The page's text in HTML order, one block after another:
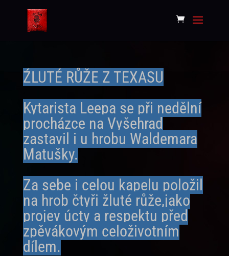
ŹLUTÉ RŮŽE Z TEXASU
Kytarista Leepa se při nedělní
procházce na Vyšehrad
zastavil i u hrobu Waldemara
Matušky.
Za sebe i celou kapelu položil
na hrob čtyři žluté růže,jako
projev úcty a respektu před
zpěvákovým celoživotním
dílem.